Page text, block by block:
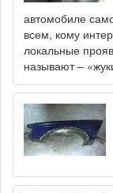
автомобиле
всем, кому
локальные
называют –